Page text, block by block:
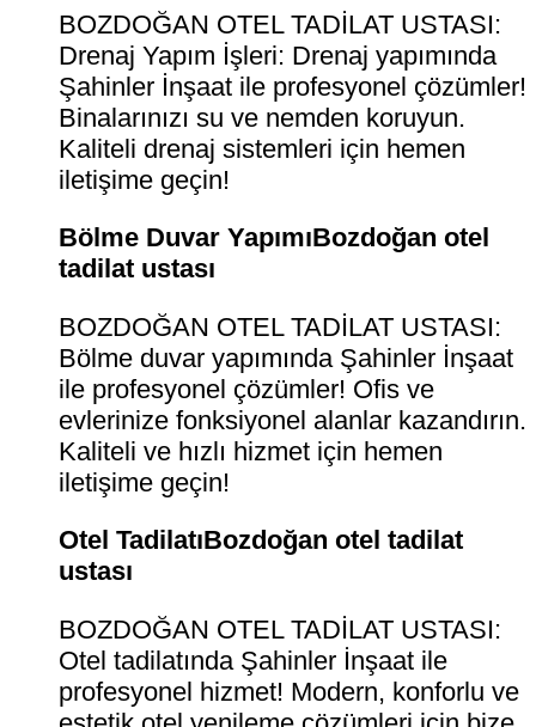
BOZDOĞAN OTEL TADİLAT USTASI:
Drenaj Yapım İşleri: Drenaj yapımında
Şahinler İnşaat ile profesyonel çözümler!
Binalarınızı su ve nemden koruyun.
Kaliteli drenaj sistemleri için hemen
iletişime geçin!
Bölme Duvar YapımıBozdoğan otel
tadilat ustası
BOZDOĞAN OTEL TADİLAT USTASI:
Bölme duvar yapımında Şahinler İnşaat
ile profesyonel çözümler! Ofis ve
evlerinize fonksiyonel alanlar kazandırın.
Kaliteli ve hızlı hizmet için hemen
iletişime geçin!
Otel TadilatıBozdoğan otel tadilat
ustası
BOZDOĞAN OTEL TADİLAT USTASI:
Otel tadilatında Şahinler İnşaat ile
profesyonel hizmet! Modern, konforlu ve